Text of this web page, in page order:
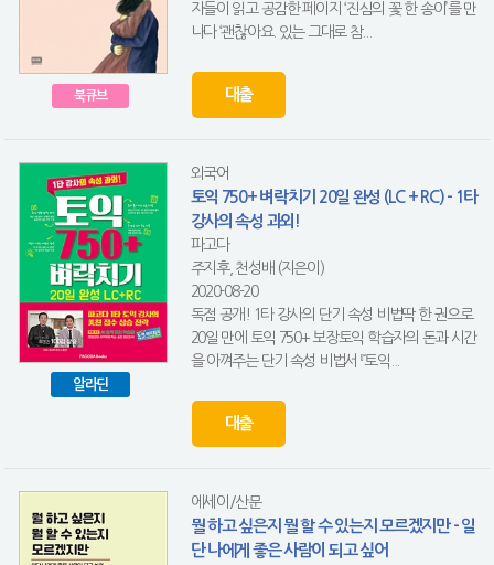
북큐브
자들이 읽고 공감한 페이지 ‘진심의 꽃 한 송이’를 만
나다 ‘괜찮아요. 있는 그대로 참...
대출
알라딘
외국어
토익 750+ 벼락치기 20일 완성 (LC + RC) - 1타
강사의 속성 과외!
파고다
주지후, 천성배 (지은이)
2020-08-20
독점 공개! 1타 강사의 단기 속성 비법딱 한 권으로
20일 만에 토익 750+ 보장토익 학습자의 돈과 시간
을 아껴주는 단기 속성 비법서 『토익...
대출
에세이/산문
뭘 하고 싶은지 뭘 할 수 있는지 모르겠지만 - 일
단 나에게 좋은 사람이 되고 싶어